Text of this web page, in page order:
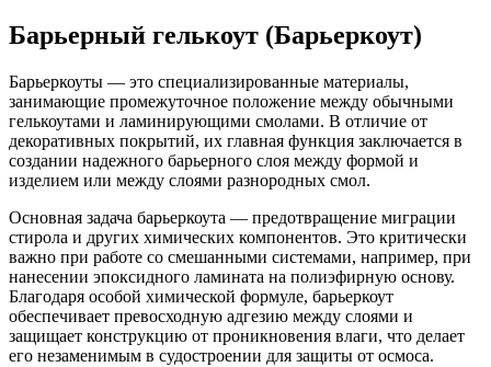
Барьерный гелькоут (Барьеркоут)
Барьеркоуты — это специализированные материалы,
занимающие промежуточное положение между обычными
гелькоутами и ламинирующими смолами. В отличие от
декоративных покрытий, их главная функция заключается в
создании надежного барьерного слоя между формой и
изделием или между слоями разнородных смол.
Основная задача барьеркоута — предотвращение миграции
стирола и других химических компонентов. Это критически
важно при работе со смешанными системами, например, при
нанесении эпоксидного ламината на полиэфирную основу.
Благодаря особой химической формуле, барьеркоут
обеспечивает превосходную адгезию между слоями и
защищает конструкцию от проникновения влаги, что делает
его незаменимым в судостроении для защиты от осмоса.